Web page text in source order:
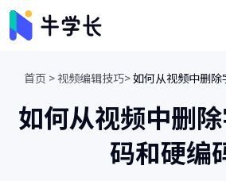
首页 >视频编辑技巧>如何从视频中删
如何从视频中删
码和硬编